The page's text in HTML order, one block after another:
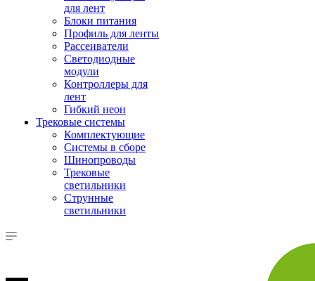
для лент
Блоки питания
Профиль для ленты
Рассеиватели
Светодиодные
модули
Контроллеры для
лент
Гибкий неон
Трековые системы
Комплектующие
Системы в сборе
Шинопроводы
Трековые
светильники
Струнные
светильники